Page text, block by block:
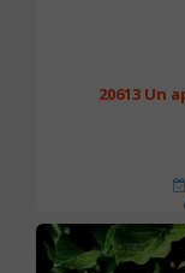
20613 Un